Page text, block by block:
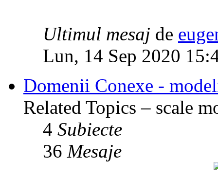
Ultimul mesaj de
Lun, 14 Sep 2020
Domenii Conexe -
Related Topics – scale
4 Subiecte
36 Mesaje